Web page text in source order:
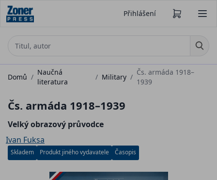
Přihlášení
Domů /
Naučná
literatura
/ Military /
Čs. armáda 1918–
1939
Čs. armáda 1918–1939
Velký obrazový průvodce
Ivan Fuksa
Skladem Produkt jiného vydavatele Časopis